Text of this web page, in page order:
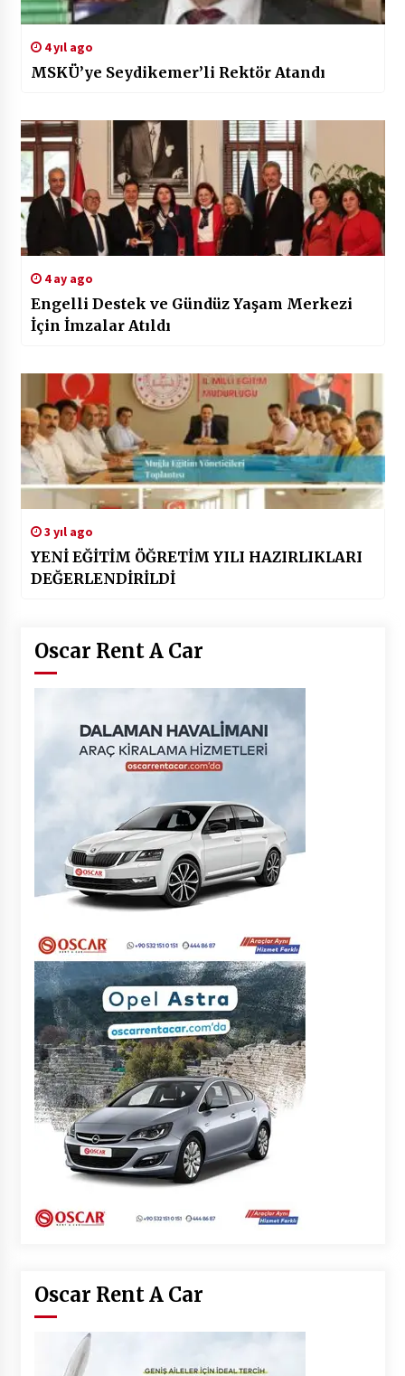
4 yıl ago
MSKÜ’ye Seydikemer’li Rektör Atandı
4 ay ago
Engelli Destek ve Gündüz Yaşam Merkezi
İçin İmzalar Atıldı
3 yıl ago
YENİ EĞİTİM ÖĞRETİM YILI HAZIRLIKLARI
DEĞERLENDİRİLDİ
Oscar Rent A Car
Oscar Rent A Car